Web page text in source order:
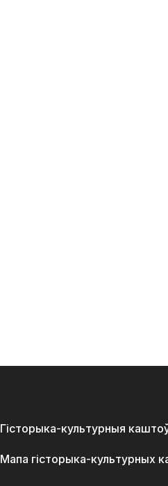
Гісторыка-культурныя
Мапа гісторыка-культурных